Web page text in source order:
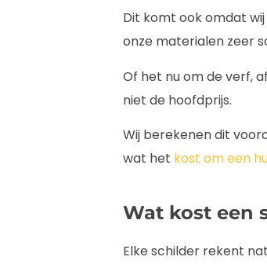
Dit komt ook omdat
onze materialen zeer
Of het nu om de verf,
niet de hoofdprijs.
Wij berekenen dit
wat het kost om een
Wat kost een
Elke schilder rekent